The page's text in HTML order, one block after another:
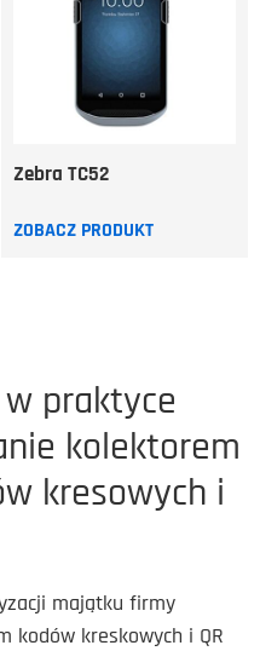
Zebra TC52
ZOBACZ PRODUKT
praktyce
kolektorem
kresowych i
majątku firmy
kodów kreskowych i QR